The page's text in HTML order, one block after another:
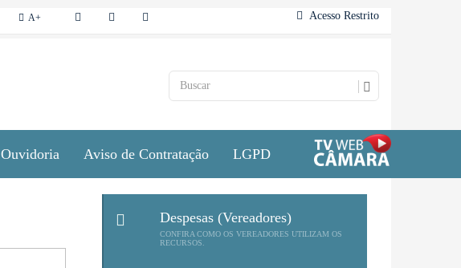
A+ Acesso Restrito
Ouvidoria Aviso de Contratação LGPD
Despesas (Vereadores)
CONFIRA COMO OS VEREADORES UTILIZAM OS
RECURSOS.